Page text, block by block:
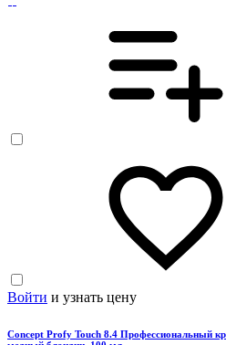
Войти и узнать цену
Concept Profy Touch 8.4 Профессиональный